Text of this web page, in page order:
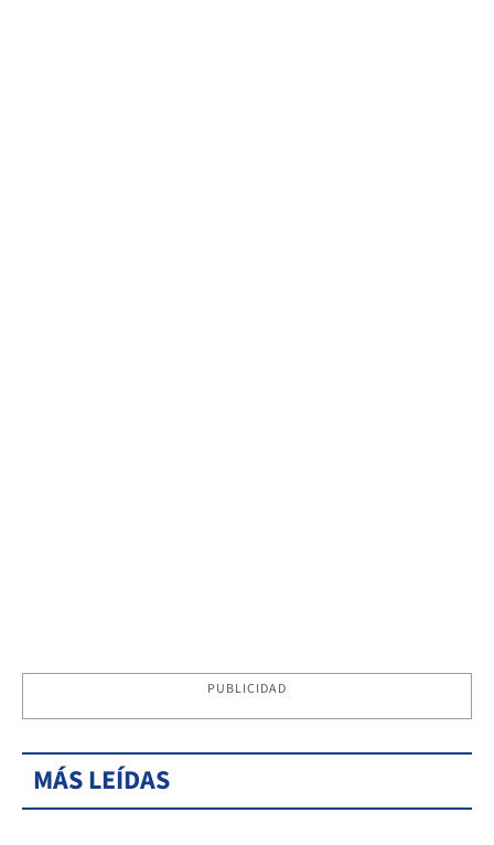
PUBLICIDAD
MÁS LEÍDAS